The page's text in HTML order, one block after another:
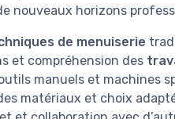
nouveaux horizons
de menuiserie
et compréhension des
manuels et machines
matériaux et choix